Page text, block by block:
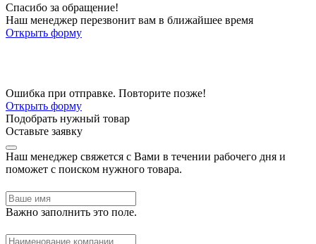
Спасибо за обращение!
Наш менеджер перезвонит вам в ближайшее время
Открыть форму
Ошибка при отправке. Повторите позже!
Открыть форму
Подобрать нужный товар
Оставьте заявку
Наш менеджер свяжется с Вами в течении рабочего дня и
поможет с поиском нужного товара.
Важно заполнить это поле.